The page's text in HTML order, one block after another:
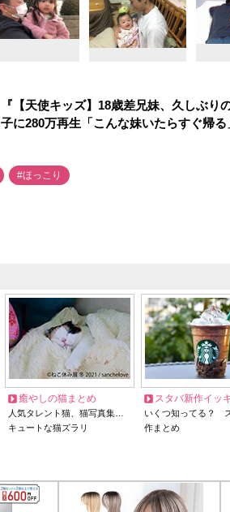
『【天使キッズ】18歳差兄妹、久しぶり
子に280万再生「こんな妹いたらすぐ帰
#ほっこり
癒やしの猫まとめ
人気タレント猫、猫写真集…
キュートな猫ズラリ
スタバ新作イッ
いくつ知ってる？
作まとめ